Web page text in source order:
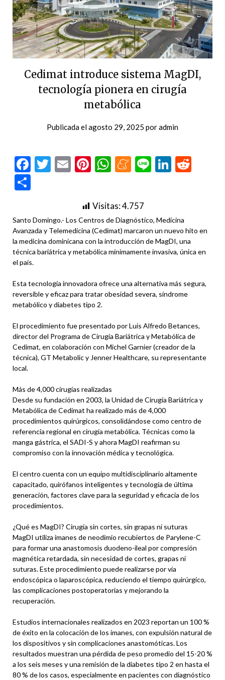
Cedimat introduce sistema MagDI,
tecnología pionera en cirugía
metabólica
Publicada elagosto 29, 2025 poradmin
Facebook
Twitter
EmailPinterest
WhatsApp
Meneame
Line
Visitas:4.757
Santo Domingo.- Los Centros de Diagnóstico, Medicina
Avanzada y Telemedicina (Cedimat) marcaron un nuevo hito en
la medicina dominicana con la introducción de MagDI, una
técnica bariátrica y metabólica mínimamente invasiva, única en
el país.
Esta tecnología innovadora ofrece una alternativa más segura,
reversible y eficaz para tratar obesidad severa, síndrome
metabólico y diabetes tipo 2.
El procedimiento fue presentado por Luis Alfredo Betances,
director del Programa de Cirugía Bariátrica y Metabólica de
Cedimat, en colaboración con Michel Garnier (creador de la
técnica), GT Metabolic y Jenner Healthcare, su representante
local.
Más de 4,000 cirugías realizadas
Desde su fundación en 2003, la Unidad de Cirugía Bariátrica y
Metabólica de Cedimat ha realizado más de 4,000
procedimientos quirúrgicos, consolidándose como centro de
referencia regional en cirugía metabólica. Técnicas como la
manga gástrica, el SADI-S y ahora MagDI reafirman su
compromiso con la innovación médica y tecnológica.
El centro cuenta con un equipo multidisciplinario altamente
capacitado, quirófanos inteligentes y tecnología de última
generación, factores clave para la seguridad y eficacia de los
procedimientos.
¿Qué es MagDI? Cirugía sin cortes, sin grapas ni suturas
MagDI utiliza imanes de neodimio recubiertos de Parylene-C
para formar una anastomosis duodeno-ileal por compresión
magnética retardada, sin necesidad de cortes, grapas ni
suturas. Este procedimiento puede realizarse por vía
endoscópica o laparoscópica, reduciendo el tiempo quirúrgico,
las complicaciones postoperatorias y mejorando la
recuperación.
Estudios internacionales realizados en 2023 reportan un 100 %
de éxito en la colocación de los imanes, con expulsión natural de
los dispositivos y sin complicaciones anastomóticas. Los
resultados muestran una pérdida de peso promedio del 15-20 %
a los seis meses y una remisión de la diabetes tipo 2 en hasta el
80 % de los casos, especialmente en pacientes con diagnóstico